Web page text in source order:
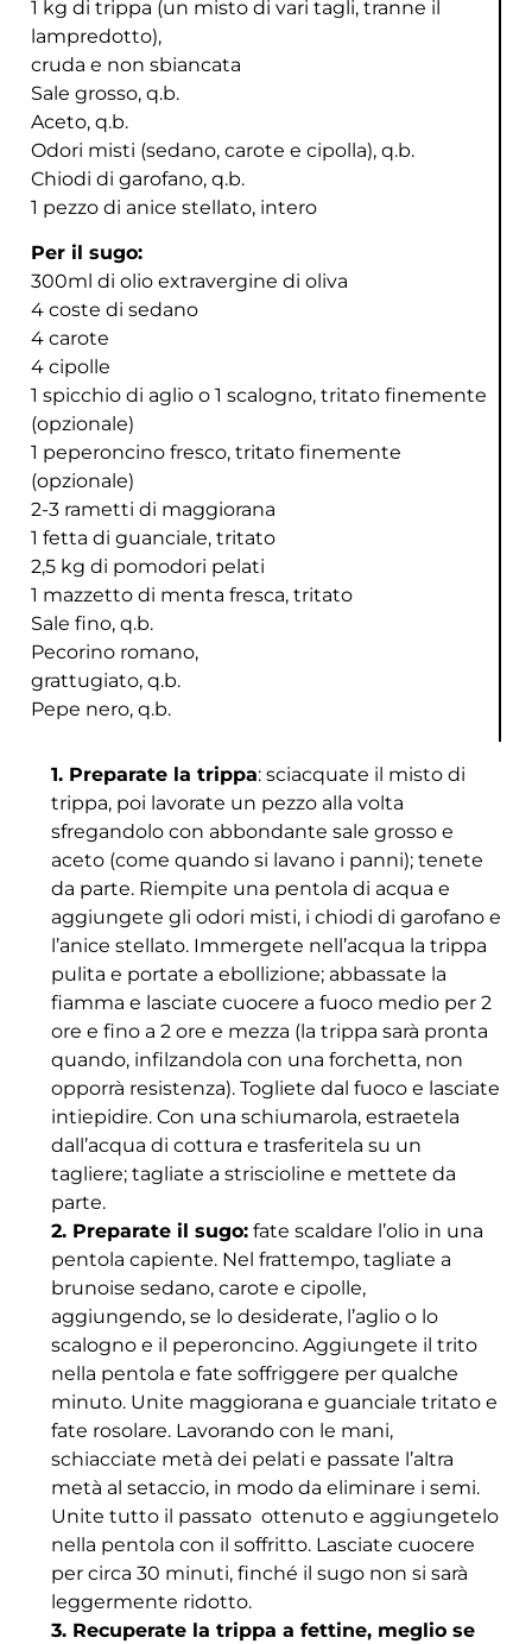
1 kg di trippa (un misto di vari tagli, tranne il
lampredotto),
cruda e non sbiancata
Sale grosso, q.b.
Aceto, q.b.
Odori misti (sedano, carote e cipolla), q.b.
Chiodi di garofano, q.b.
1 pezzo di anice stellato, intero
Per il sugo:
300ml di olio extravergine di oliva
4 coste di sedano
4 carote
4 cipolle
1 spicchio di aglio o 1 scalogno, tritato finemente
(opzionale)
1 peperoncino fresco, tritato finemente
(opzionale)
2-3 rametti di maggiorana
1 fetta di guanciale, tritato
2,5 kg di pomodori pelati
1 mazzetto di menta fresca, tritato
Sale fino, q.b.
Pecorino romano,
grattugiato, q.b.
Pepe nero, q.b.
1. Preparate la trippa: sciacquate il misto di
trippa, poi lavorate un pezzo alla volta
sfregandolo con abbondante sale grosso e
aceto (come quando si lavano i panni); tenete
da parte. Riempite una pentola di acqua e
aggiungete gli odori misti, i chiodi di garofano e
l’anice stellato. Immergete nell’acqua la trippa
pulita e portate a ebollizione; abbassate la
fiamma e lasciate cuocere a fuoco medio per 2
ore e fino a 2 ore e mezza (la trippa sarà pronta
quando, infilzandola con una forchetta, non
opporrà resistenza). Togliete dal fuoco e lasciate
intiepidire. Con una schiumarola, estraetela
dall’acqua di cottura e trasferitela su un
tagliere; tagliate a striscioline e mettete da
parte.
2. Preparate il sugo:fate scaldare l’olio in una
pentola capiente. Nel frattempo, tagliate a
brunoise sedano, carote e cipolle,
aggiungendo, se lo desiderate, l’aglio o lo
scalogno e il peperoncino. Aggiungete il trito
nella pentola e fate soffriggere per qualche
minuto. Unite maggiorana e guanciale tritato e
fate rosolare. Lavorando con le mani,
schiacciate metà dei pelati e passate l’altra
metà al setaccio, in modo da eliminare i semi.
Unite tutto il passato ottenuto e aggiungetelo
nella pentola con il soffritto. Lasciate cuocere
per circa 30 minuti, finché il sugo non si sarà
leggermente ridotto.
3. Recuperate la trippa a fettine, meglio se